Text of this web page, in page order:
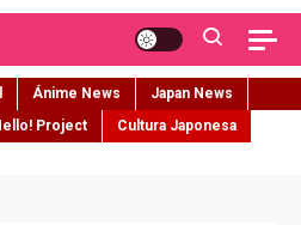
Ánime News
Japan News
Project
Cultura Japonesa